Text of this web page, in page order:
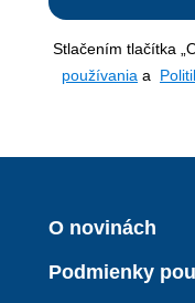
Stlačením tlačítka
používania a
O novinách
Podmienky